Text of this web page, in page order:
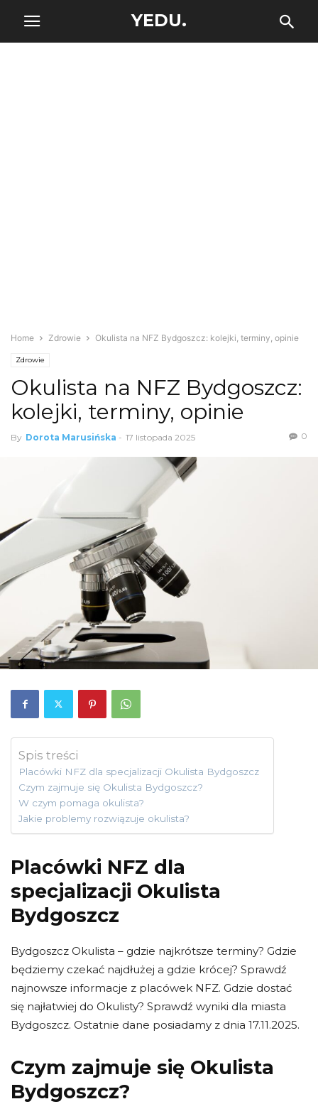
YEDU.
Home Zdrowie Okulista na NFZ Bydgoszcz: kolejki, terminy, opinie
Zdrowie
Okulista na NFZ Bydgoszcz:
kolejki, terminy, opinie
By Dorota Marusińska - 17 listopada 2025 0
Spis treści
Placówki NFZ dla specjalizacji Okulista Bydgoszcz
Czym zajmuje się Okulista Bydgoszcz?
W czym pomaga okulista?
Jakie problemy rozwiązuje okulista?
Placówki NFZ dla
specjalizacji Okulista
Bydgoszcz
Bydgoszcz Okulista – gdzie najkrótsze terminy? Gdzie
będziemy czekać najdłużej a gdzie krócej? Sprawdź
najnowsze informacje z placówek NFZ. Gdzie dostać
się najłatwiej do Okulisty? Sprawdź wyniki dla miasta
Bydgoszcz. Ostatnie dane posiadamy z dnia 17.11.2025.
Czym zajmuje się Okulista
Bydgoszcz?